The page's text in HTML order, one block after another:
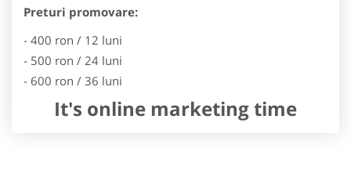
Preturi promovare:
- 400 ron / 12 luni
- 500 ron / 24 luni
- 600 ron / 36 luni
It's online marketing time